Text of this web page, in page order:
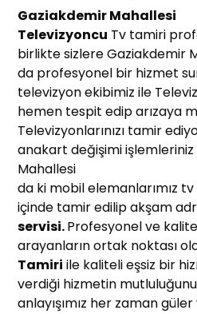
Gaziakdemir Mahallesi
Televizyoncu Tv tamiri
birlikte sizlere Gaziakdemir
da profesyonel bir hizmet
televizyon ekibimiz ile
hemen tespit edip arızaya
Televizyonlarınızı tamir
anakart değişimi
Mahallesi
da ki mobil elemanlarımız
içinde tamir edilip akşam
servisi.Profesyonel ve
arayanların ortak noktası
Tamiri ile kaliteli eşsiz bir
verdiği hizmetin mutluluğunu
anlayışımız her zaman